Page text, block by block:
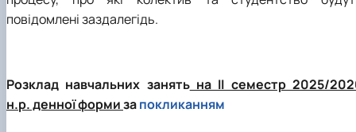
повідомлені заздалегідь.
Розклад навчальних занятьна ІІ семестр 2025/
н.р. денної формизапокликанням